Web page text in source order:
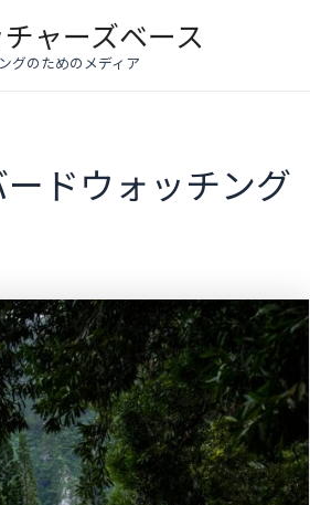
ャーズベース
グのためのメディア
ドウォッチング